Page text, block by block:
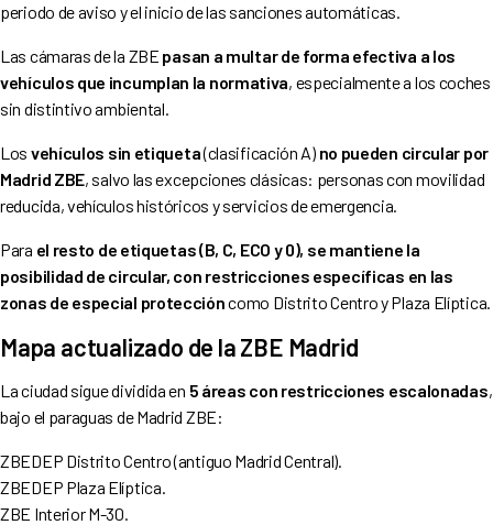
periodo de aviso y el inicio de las sanciones automáticas.
Las cámaras de la ZBE pasan a multar de forma efectiva a los
vehículos que incumplan la normativa, especialmente a los coches
sin distintivo ambiental.
Los vehículos sin etiqueta(clasificación A) no pueden circular por
Madrid ZBE, salvo las excepciones clásicas: personas con movilidad
reducida, vehículos históricos y servicios de emergencia.
Para el resto de etiquetas (B, C, ECO y 0), se mantiene la
posibilidad de circular, con restricciones específicas en las
zonas de especial proteccióncomo Distrito Centro y Plaza Elíptica.
Mapa actualizado de la ZBE Madrid
La ciudad sigue dividida en 5 áreas con restricciones escalonadas,
bajo el paraguas de Madrid ZBE:
ZBEDEP Distrito Centro (antiguo Madrid Central).
ZBEDEP Plaza Elíptica.
ZBE Interior M-30.